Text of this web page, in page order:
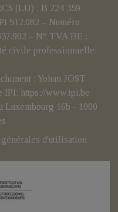
(LU) : B 224 359
512.082 – Numéro
– N° TVA BE :
civile professionnelle:
: Yohan JOST
IPI: https://www.ipi.be
Luxembourg 16b - 1000
d'utilisation